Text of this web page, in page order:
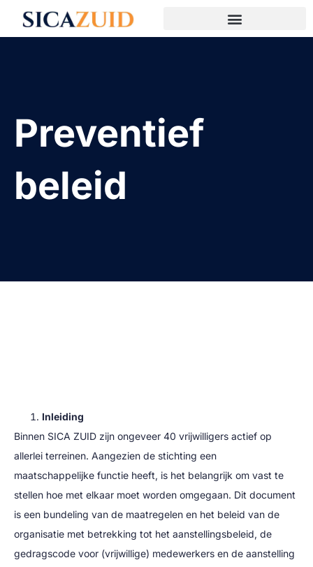
Preventief
beleid
Inleiding
Binnen SICA ZUID zijn ongeveer 40 vrijwilligers actief op
allerlei terreinen. Aangezien de stichting een
maatschappelijke functie heeft, is het belangrijk om vast te
stellen hoe met elkaar moet worden omgegaan. Dit document
is een bundeling van de maatregelen en het beleid van de
organisatie met betrekking tot het aanstellingsbeleid, de
gedragscode voor (vrijwillige) medewerkers en de aanstelling